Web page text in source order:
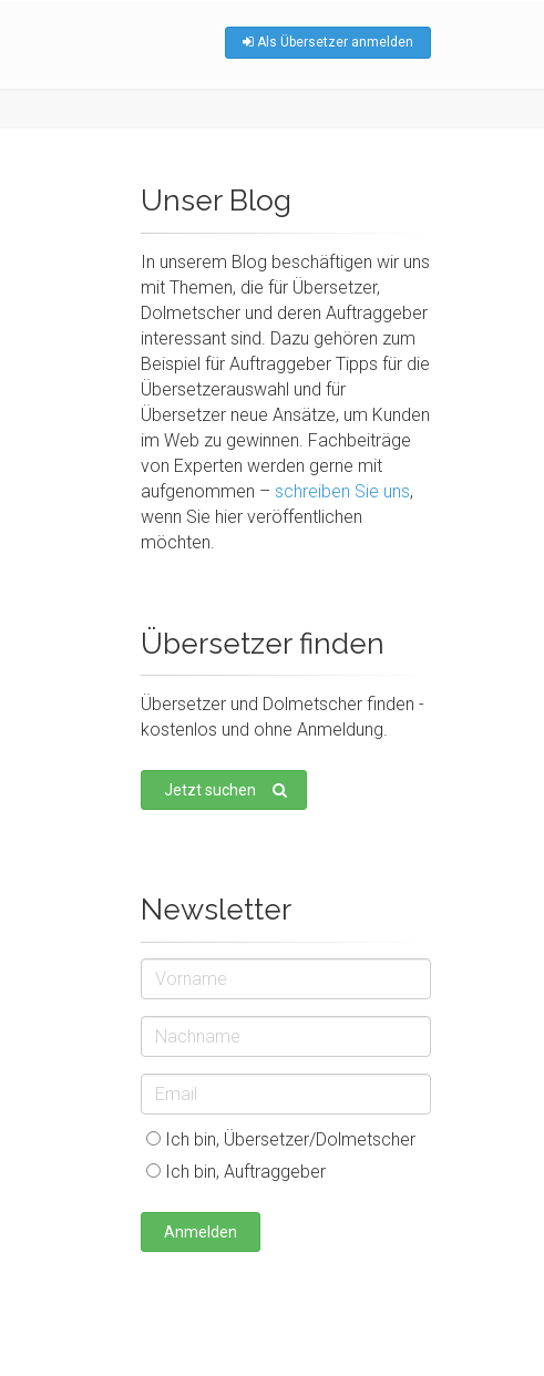
Als Übersetzer anmelden
Unser Blog
In unserem Blog beschäftigen wir uns
mit Themen, die für Übersetzer,
Dolmetscher und deren Auftraggeber
interessant sind. Dazu gehören zum
Beispiel für Auftraggeber Tipps für die
Übersetzerauswahl und für
Übersetzer neue Ansätze, um Kunden
im Web zu gewinnen. Fachbeiträge
von Experten werden gerne mit
aufgenommen – schreiben Sie uns,
wenn Sie hier veröffentlichen
möchten.
Übersetzer finden
Übersetzer und Dolmetscher finden -
kostenlos und ohne Anmeldung.
Jetzt suchen
Newsletter
Vorname
Name
Email
Ich bin, Übersetzer/Dolmetscher
Ich bin, Auftraggeber
Anmelden